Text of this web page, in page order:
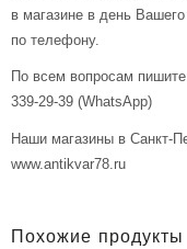
в магазине в день
по телефону.
По всем вопросам
339-29-39 (WhatsApp)
Наши магазины в Санкт-
www.antikvar78.ru
Похожие продукты